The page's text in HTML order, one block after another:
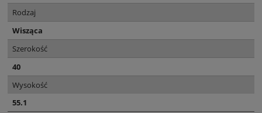
Rodzaj
Wisząca
Szerokość
40
Wysokość
55.1